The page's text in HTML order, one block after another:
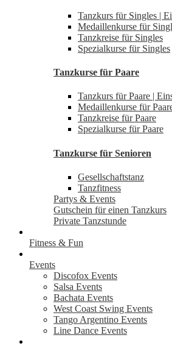
Tanzkurs für Singles |
Medaillenkurse für
Tanzkreise für Singles
Spezialkurse für Singles
Tanzkurse für Paare
Tanzkurs für Paare |
Medaillenkurse für
Tanzkreise für Paare
Spezialkurse für Paare
Tanzkurse für Senioren
Gesellschaftstanz
Tanzfitness
Partys & Events
Gutschein für einen Tanzkurs
Private Tanzstunde
Fitness & Fun
Events
Discofox Events
Salsa Events
Bachata Events
West Coast Swing Events
Tango Argentino Events
Line Dance Events